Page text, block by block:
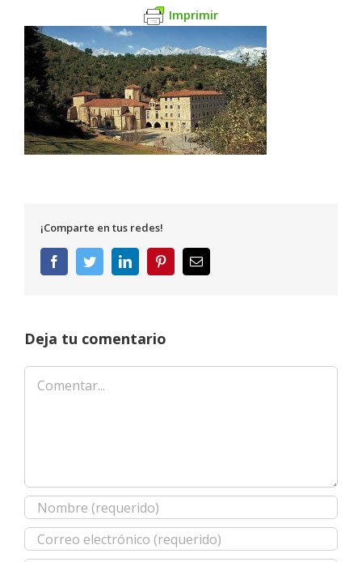
Imprimir
¡Comparte en tus redes!
FacebookTwitterLinkedInPinterestCorreo
electrónico
Deja tu comentario
Comentar